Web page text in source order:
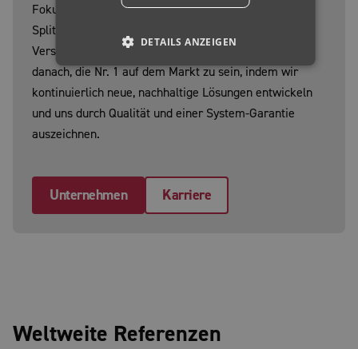
Fokus liegt auf innovativen Pflasterfugenmörteln,
Splittbindern und dem einzigartigen
Verschiebesicherungssystem ISATEC®. Wir streben
danach, die Nr. 1 auf dem Markt zu sein, indem wir
kontinuierlich neue, nachhaltige Lösungen entwickeln
und uns durch Qualität und einer System-Garantie
auszeichnen.
Unternehmen Karriere
Weltweite Referenzen
DETAILS ANZEIGEN